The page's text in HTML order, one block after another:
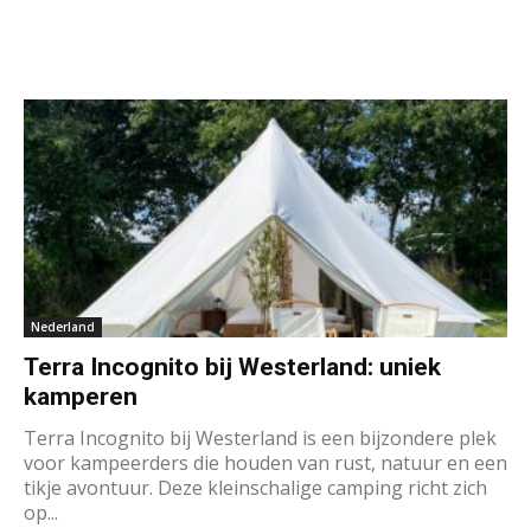
Nederland
Terra Incognito bij Westerland: uniek
kamperen
Terra Incognito bij Westerland is een bijzondere plek
voor kampeerders die houden van rust, natuur en een
tikje avontuur. Deze kleinschalige camping richt zich
op...